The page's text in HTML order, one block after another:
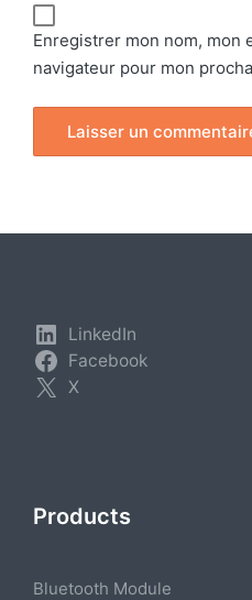
Enregistrer mon nom, mon
navigateur pour mon
LinkedIn
Facebook
X
Products
Bluetooth Module